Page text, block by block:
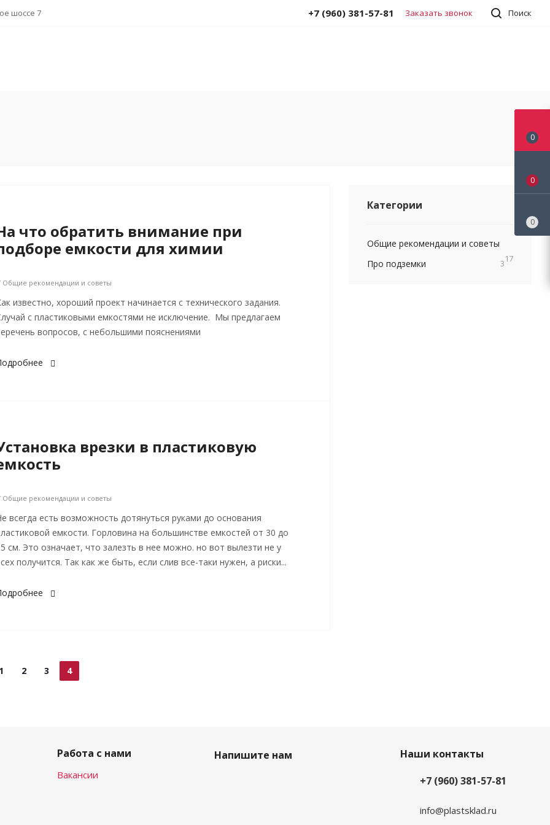
шоссе 7 Поиск
+7 (960) 381-57-81 Заказать звонок
что обратить внимание при
емкости для химии
Общие рекомендации и советы
известно, хороший проект начинается с технического задания.
с пластиковыми емкостями не исключение. Мы предлагаем
вопросов, с небольшими пояснениями
врезки в пластиковую
Общие рекомендации и советы
всегда есть возможность дотянуться руками до основания
емкости. Горловина на большинстве емкостей от 30 до
см. Это означает, что залезть в нее можно. но вот вылезти не у
получится. Так как же быть, если слив все-таки нужен, а риски...
2 3 4
Категории
Общие рекомендации и советы
17
Про подземки 3
Работа с нами
Вакансии
Напишите нам
Наши контакты
+7 (960) 381-57-81
info@plastsklad.ru
0
0
0